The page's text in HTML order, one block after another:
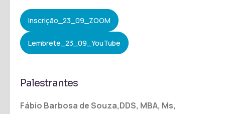
Inscrição_23_09_ZOOM
Lembrete_23_09_YouTube
Palestrantes
Fábio Barbosa de Souza,DDS, MBA, Ms,